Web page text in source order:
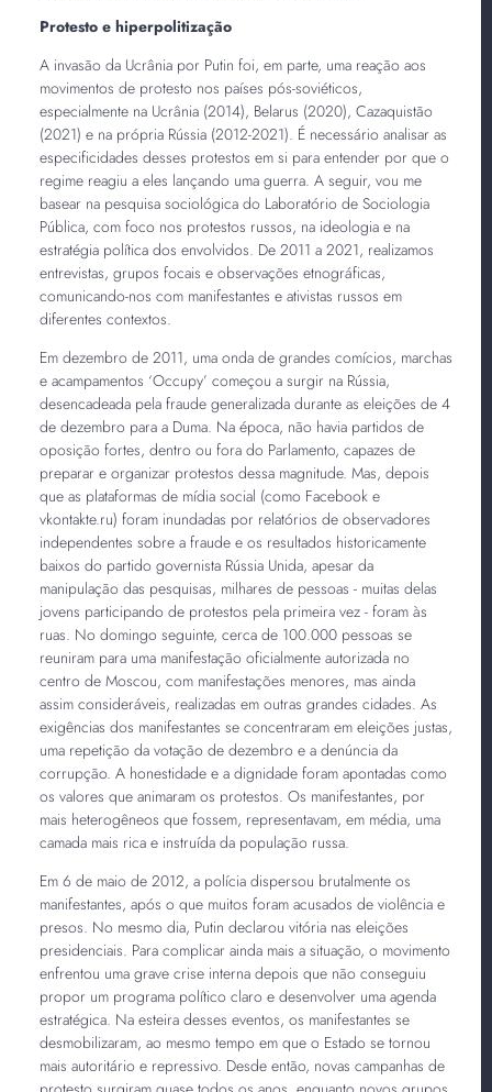
Protesto e hiperpolitização
A invasão da Ucrânia por Putin foi, em parte, uma reação aos
movimentos de protesto nos países pós-soviéticos,
especialmente na Ucrânia (2014), Belarus (2020), Cazaquistão
(2021) e na própria Rússia (2012-2021). É necessário analisar as
especificidades desses protestos em si para entender por que o
regime reagiu a eles lançando uma guerra. A seguir, vou me
basear na pesquisa sociológica do Laboratório de Sociologia
Pública, com foco nos protestos russos, na ideologia e na
estratégia política dos envolvidos. De 2011 a 2021, realizamos
entrevistas, grupos focais e observações etnográficas,
comunicando-nos com manifestantes e ativistas russos em
diferentes contextos.
Em dezembro de 2011, uma onda de grandes comícios, marchas
e acampamentos ‘Occupy’ começou a surgir na Rússia,
desencadeada pela fraude generalizada durante as eleições de 4
de dezembro para a Duma. Na época, não havia partidos de
oposição fortes, dentro ou fora do Parlamento, capazes de
preparar e organizar protestos dessa magnitude. Mas, depois
que as plataformas de mídia social (como Facebook e
vkontakte.ru) foram inundadas por relatórios de observadores
independentes sobre a fraude e os resultados historicamente
baixos do partido governista Rússia Unida, apesar da
manipulação das pesquisas, milhares de pessoas - muitas delas
jovens participando de protestos pela primeira vez - foram às
ruas. No domingo seguinte, cerca de 100.000 pessoas se
reuniram para uma manifestação oficialmente autorizada no
centro de Moscou, com manifestações menores, mas ainda
assim consideráveis, realizadas em outras grandes cidades. As
exigências dos manifestantes se concentraram em eleições justas,
uma repetição da votação de dezembro e a denúncia da
corrupção. A honestidade e a dignidade foram apontadas como
os valores que animaram os protestos. Os manifestantes, por
mais heterogêneos que fossem, representavam, em média, uma
camada mais rica e instruída da população russa.
Em 6 de maio de 2012, a polícia dispersou brutalmente os
manifestantes, após o que muitos foram acusados de violência e
presos. No mesmo dia, Putin declarou vitória nas eleições
presidenciais. Para complicar ainda mais a situação, o movimento
enfrentou uma grave crise interna depois que não conseguiu
propor um programa político claro e desenvolver uma agenda
estratégica. Na esteira desses eventos, os manifestantes se
desmobilizaram, ao mesmo tempo em que o Estado se tornou
mais autoritário e repressivo. Desde então, novas campanhas de